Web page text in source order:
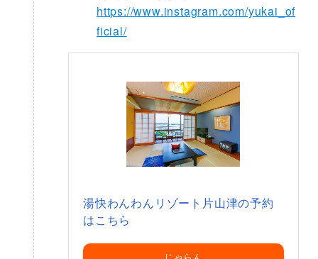
https://www.instagram.com/yukai_of
ficial/
湯快わんわんリゾート片山津の予約
はこちら